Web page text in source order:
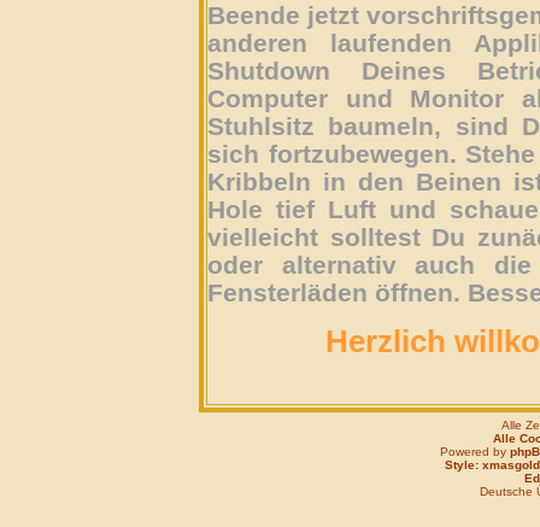
Beende jetzt
anderen laufenden
Shutdown Deines
Computer und Monitor
Stuhlsitz baumeln, sind
sich fortzubewegen.
Kribbeln in den Beinen
Hole tief Luft und
vielleicht solltest Du
oder alternativ auch
Fensterläden öffnen.
Herzlich
Alle
Alle
Powered by
Style: xmasgold
Deutsche